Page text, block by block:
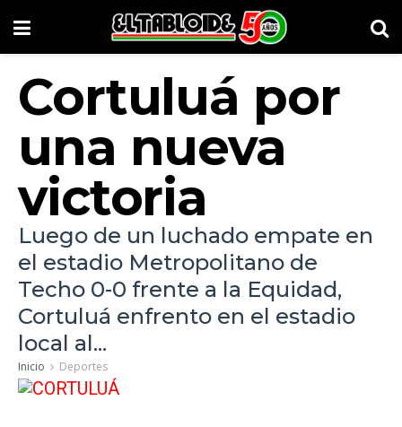
Cortuluá por
una nueva
victoria
Luego de un luchado empate en
el estadio Metropolitano de
Techo 0-0 frente a la Equidad,
Cortuluá enfrento en el estadio
local al...
Inicio Deportes